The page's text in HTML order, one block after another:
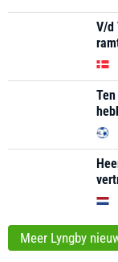
V/d
Meer Lyngby